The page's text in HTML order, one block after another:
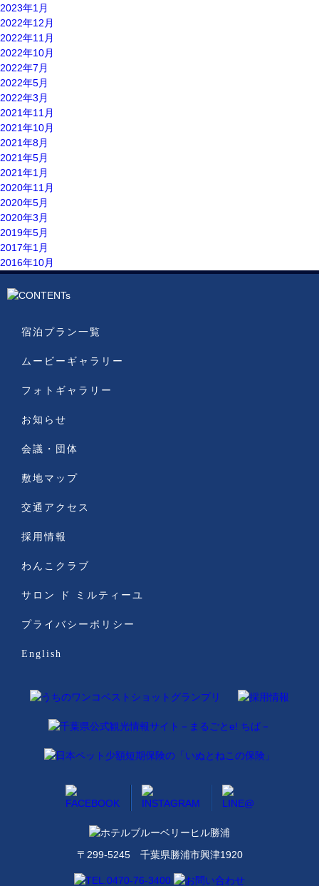
2023年1月
2022年12月
2022年11月
2022年10月
2022年7月
2022年5月
2022年3月
2021年11月
2021年10月
2021年8月
2021年5月
2021年1月
2020年11月
2020年5月
2020年3月
2019年5月
2017年1月
2016年10月
宿泊プラン一覧
ムービーギャラリー
フォトギャラリー
お知らせ
会議・団体
敷地マップ
交通アクセス
採用情報
わんこクラブ
サロン ド ミルティーユ
プライバシーポリシー
English
〒299-5245 千葉県勝浦市興津1920